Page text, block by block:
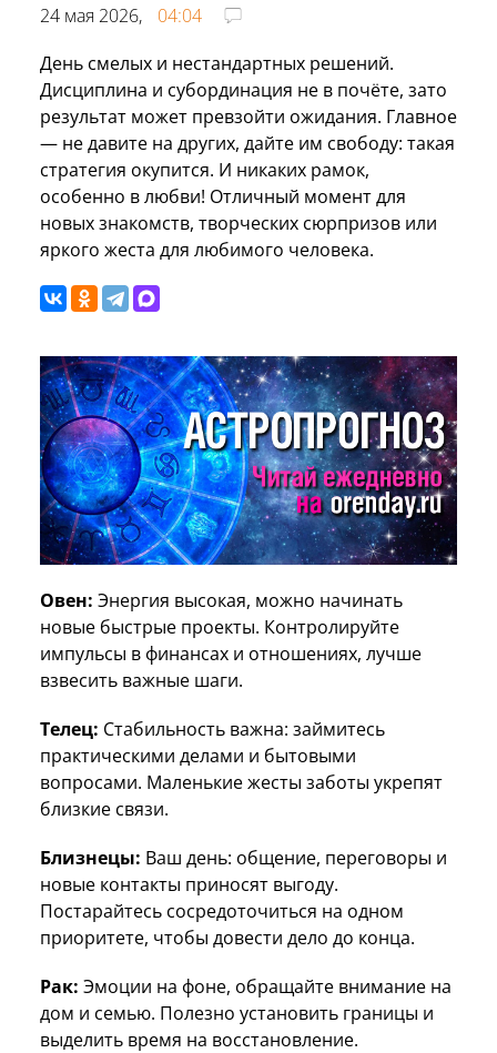
24 мая 2026,
04:04
День смелых и нестандартных решений.
Дисциплина и субординация не в почёте, зато
результат может превзойти ожидания. Главное
— не давите на других, дайте им свободу: такая
стратегия окупится. И никаких рамок,
особенно в любви! Отличный момент для
новых знакомств, творческих сюрпризов или
яркого жеста для любимого человека.
Овен: Энергия высокая, можно начинать
новые быстрые проекты. Контролируйте
импульсы в финансах и отношениях, лучше
взвесить важные шаги.
Телец: Стабильность важна: займитесь
практическими делами и бытовыми
вопросами. Маленькие жесты заботы укрепят
близкие связи.
Близнецы: Ваш день: общение, переговоры и
новые контакты приносят выгоду.
Постарайтесь сосредоточиться на одном
приоритете, чтобы довести дело до конца.
Рак: Эмоции на фоне, обращайте внимание на
дом и семью. Полезно установить границы и
выделить время на восстановление.